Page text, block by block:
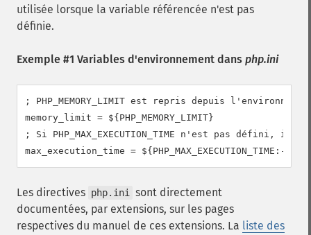
utilisée lorsque la variable référencée n'est pas
définie.
Exemple #1 Variables d'environnement dans php.ini
; PHP_MEMORY_LIMIT est repris depuis
memory_limit = ${PHP_MEMORY_LIMIT}
; Si PHP_MAX_EXECUTION_TIME n'est pas défini,
max_execution_time = ${PHP_MAX_EXECUTION_TIME:-30}
Les directives php.ini
sont directement
documentées, par extensions, sur les pages
respectives du manuel de ces extensions. La liste des